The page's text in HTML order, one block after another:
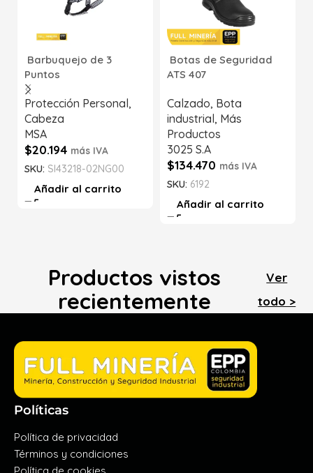
Barbuquejo de 3
Puntos
Protección Personal,
Cabeza
MSA
$20.194 más IVA
SKU: SI43218-02NG00
Añadir al carrito
Botas de Seguridad
ATS 407
Calzado, Bota
industrial, Más
Productos
3025 S.A
$134.470 más IVA
SKU: 6192
Añadir al carrito
Productos vistos
recientemente
Ver
todo >
Políticas
Política de privacidad
Términos y condiciones